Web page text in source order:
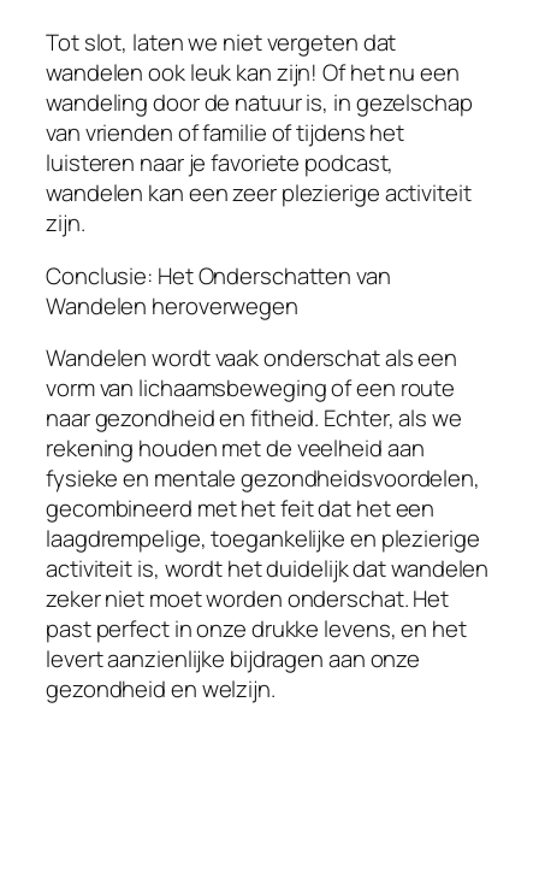
Tot slot, laten we niet vergeten dat
wandelen ook leuk kan zijn! Of het nu een
wandeling door de natuur is, in gezelschap
van vrienden of familie of tijdens het
luisteren naar je favoriete podcast,
wandelen kan een zeer plezierige activiteit
zijn.
Conclusie: Het Onderschatten van
Wandelen heroverwegen
Wandelen wordt vaak onderschat als een
vorm van lichaamsbeweging of een route
naar gezondheid en fitheid. Echter, als we
rekening houden met de veelheid aan
fysieke en mentale gezondheidsvoordelen,
gecombineerd met het feit dat het een
laagdrempelige, toegankelijke en plezierige
activiteit is, wordt het duidelijk dat wandelen
zeker niet moet worden onderschat. Het
past perfect in onze drukke levens, en het
levert aanzienlijke bijdragen aan onze
gezondheid en welzijn.